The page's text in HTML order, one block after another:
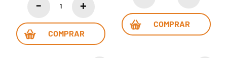
COMPRAR
COMPRAR